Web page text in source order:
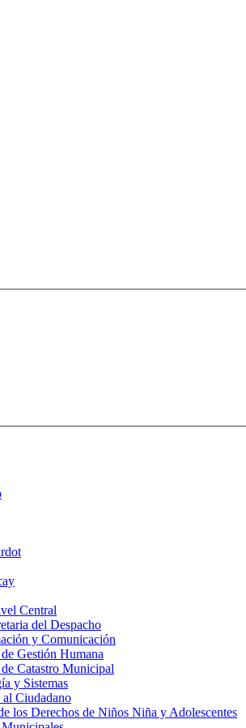
Central
del Despacho
y Comunicación
Gestión Humana
Catastro Municipal
y Sistemas
Ciudadano
los Derechos de Niños Niña y Adolescentes